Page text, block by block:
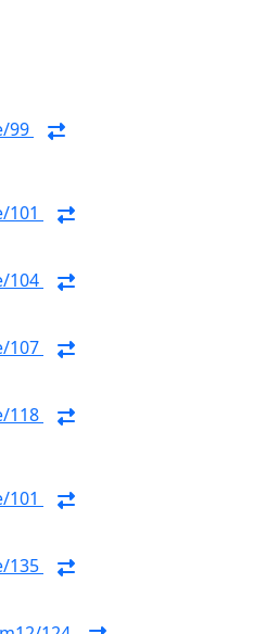
99
101
104
107
118
101
135